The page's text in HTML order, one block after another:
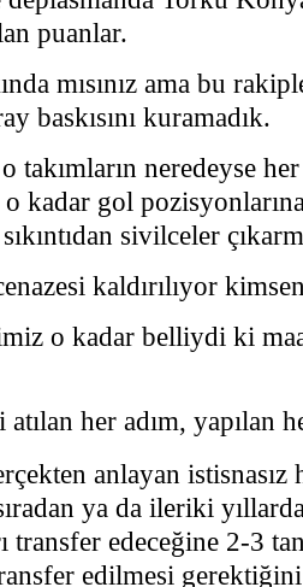
puanlar.
mısınız ama bu
baskısını kuramadık.
takımların neredeyse
kadar gol
sivilceler
kaldırılıyor
o kadar belliydi ki
her adım, yapılan
anlayan istisnasız
ya da ileriki
transfer edeceğine 2-3
edilmesi